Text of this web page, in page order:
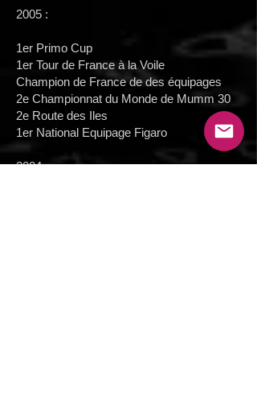
2005 :
1er Primo Cup
1er Tour de France à la Voile
Champion de France de des équipages
2e Championnat du Monde de Mumm 30
2e Route des Iles
1er National Equipage Figaro
2004 :